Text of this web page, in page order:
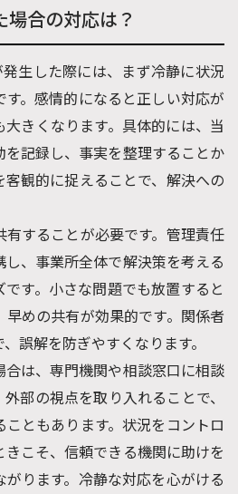
場合の対応は？
生した際には、まず冷静に状況
。感情的になると正しい対応が
きくなります。具体的には、当
記録し、事実を整理することか
観的に捉えることで、解決への
することが必要です。管理責任
、事業所全体で解決策を考える
す。小さな問題でも放置すると
めの共有が効果的です。関係者
誤解を防ぎやすくなります。
は、専門機関や相談窓口に相談
部の視点を取り入れることで、
ともあります。状況をコントロ
こそ、信頼できる機関に助けを
ります。冷静な対応を心がける